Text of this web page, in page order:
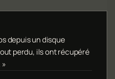
depuis un disque
perdu, ils ont récupéré